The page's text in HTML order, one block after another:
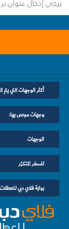
أكثر الوجهات التي يتم
وجهات موصى بها:
الوجهات
للسفر المتكرّر
بوابة فلاي دبي للعطلات